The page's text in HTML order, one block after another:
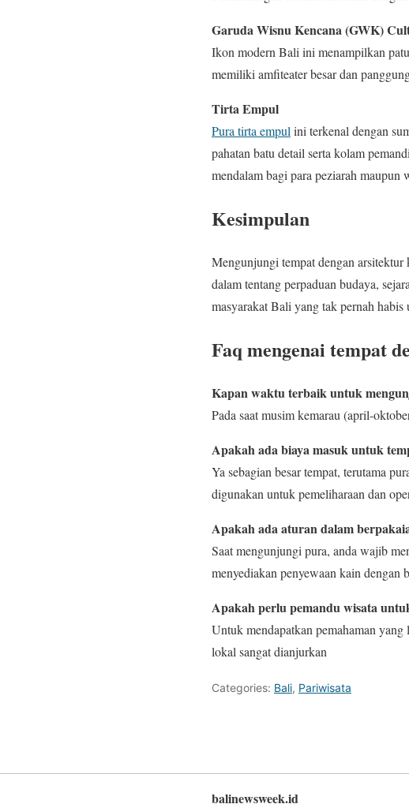
Garuda Wisnu Kencana (GWK)
Ikon modern Bali ini menampilkan
memiliki amfiteater besar dan
Tirta Empul
Pura tirta empulini terkenal dengan
pahatan batu detail serta kolam
mendalam bagi para peziarah maupun
Kesimpulan
Mengunjungi tempat dengan
dalam tentang perpaduan budaya,
masyarakat Bali yang tak pernah
Faq mengenai tempat
Kapan waktu terbaik untuk
Pada saat musim kemarau (april-
Apakah ada biaya masuk untuk
Ya sebagian besar tempat, terutama
digunakan untuk pemeliharaan dan
Apakah ada aturan dalam
Saat mengunjungi pura, anda wajib
menyediakan penyewaan kain dengan
Apakah perlu pemandu wisata
Untuk mendapatkan pemahaman
lokal sangat dianjurkan
Categories: Bali, Pariwisata
balinewsweek.id